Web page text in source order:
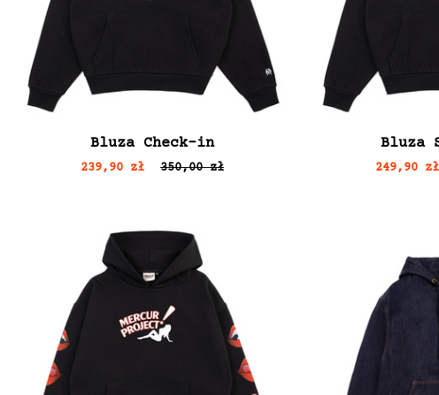
Bluza Check-in
239,90 zł 350,00 zł
Bluza
249,90 zł